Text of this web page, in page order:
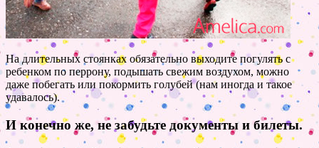
На длительных стоянках обязательно выходите погулять с
ребенком по перрону, подышать свежим воздухом, можно
даже побегать или покормить голубей (нам иногда и такое
удавалось).
И конечно же, не забудьте документы и билеты.